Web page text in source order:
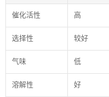
催化活性 高
选择性 较好
气味 低
溶解性 好